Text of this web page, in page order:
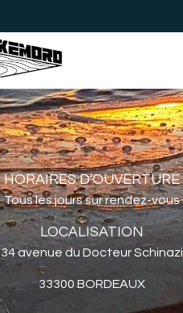
HORAIRES D'OUVERTURE
Tous les jours sur rendez-vous
LOCALISATION
34 avenue du Docteur Schinazi
33300 BORDEAUX